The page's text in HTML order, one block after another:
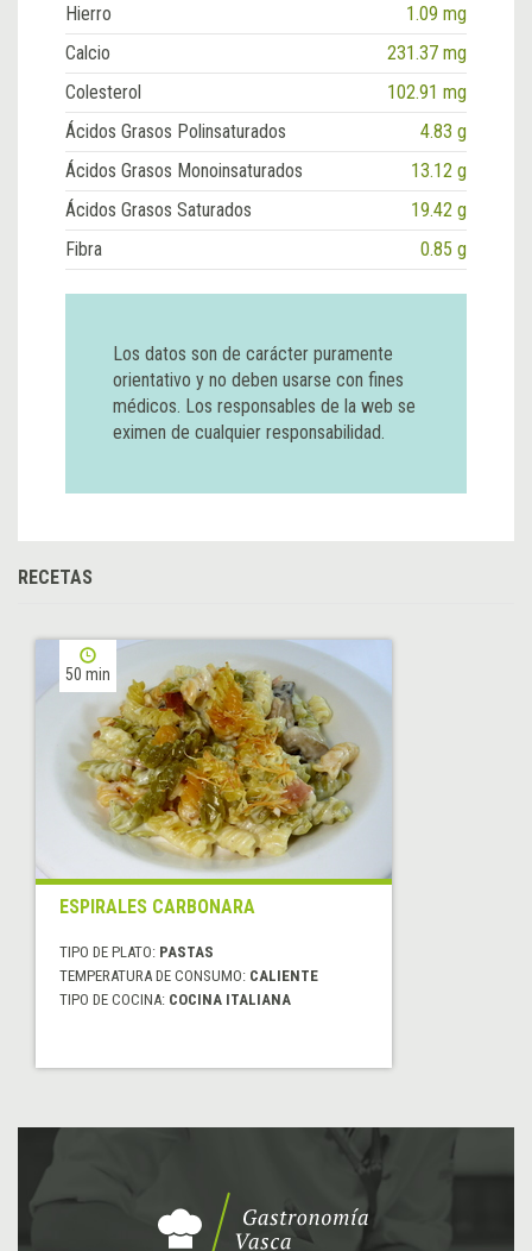
Hierro
1.09 mg
Calcio
231.37 mg
Colesterol
102.91 mg
Ácidos Grasos Polinsaturados
4.83 g
Ácidos Grasos Monoinsaturados
13.12 g
Ácidos Grasos Saturados
19.42 g
Fibra
0.85 g
Los datos son de carácter puramente
orientativo y no deben usarse con fines
médicos. Los responsables de la web se
eximen de cualquier responsabilidad.
RECETAS
50 min
ESPIRALES CARBONARA
TIPO DE PLATO: PASTAS
TEMPERATURA DE CONSUMO: CALIENTE
TIPO DE COCINA: COCINA ITALIANA